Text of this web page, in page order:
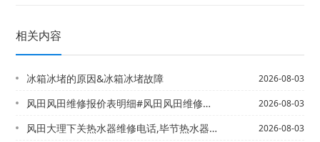
相关内容
冰箱冰堵的原因&冰箱冰堵故障 2026-08-03
风田风田维修报价表明细#风田风田维修报价表明细官方提供 2026-08-03
风田大理下关热水器维修电话,毕节热水器维修@大沥整改热水器电话,万和热水器维修部... 2026-08-03